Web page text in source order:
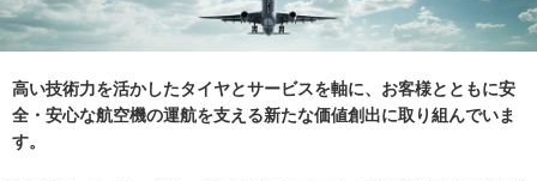
高い技術力を活かしたタイヤとサービスを軸に、お客様とともに安
全・安心な航空機の運航を支える新たな価値創出に取り組んでいま
す。